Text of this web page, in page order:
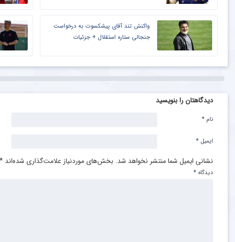
واکنش تند آقای پیشکسوت به درخواست
جنجالی ستاره استقلال + جزئیات
دیدگاهتان را بنویسید
نشانی ایمیل شما منتشر نخواهد شد. بخش‌های موردنیاز علامت‌گذاری شده‌اند *
دیدگاه *
نام *
ایمیل *